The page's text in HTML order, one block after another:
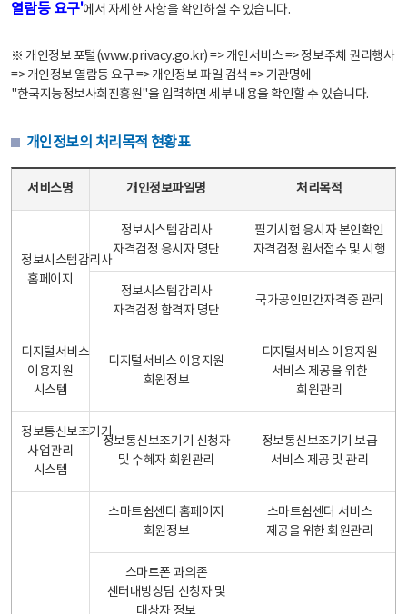
열람등 요구'에서 자세한 사항을 확인하실 수 있습니다.
※ 개인정보 포털(www.privacy.go.kr) => 개인서비스 => 정보주체 권리행사
=> 개인정보 열람등 요구 => 개인정보 파일 검색 => 기관명에
"한국지능정보사회진흥원"을 입력하면 세부 내용을 확인할 수 있습니다.
개인정보의 처리목적 현황표
서비스명 개인정보파일명 처리목적
정보시스템감리사
홈페이지
정보시스템감리사
자격검정 응시자 명단
필기시험 응시자 본인확인
자격검정 원서접수 및 시행
정보시스템감리사
자격검정 합격자 명단
국가공인민간자격증 관리
디지털서비스
이용지원
시스템
디지털서비스 이용지원
회원정보
디지털서비스 이용지원
서비스 제공을 위한
회원관리
정보통신보조기기
사업관리
시스템
정보통신보조기기 신청자
및 수혜자 회원관리
정보통신보조기기 보급
서비스 제공 및 관리
스마트쉼센터 홈페이지
회원정보
스마트쉼센터 서비스
제공을 위한 회원관리
스마트폰 과의존
센터내방상담 신청자 및